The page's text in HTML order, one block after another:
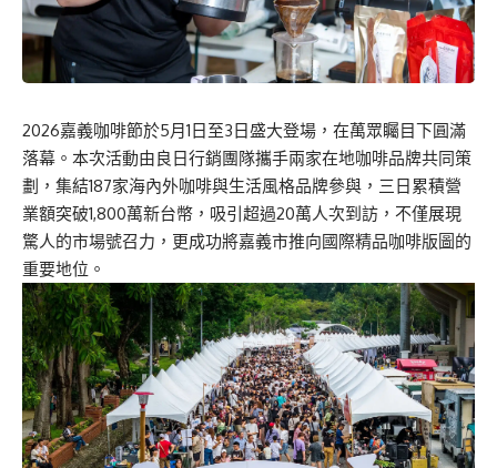
2026嘉義咖啡節於5月1日至3日盛大登場，在萬眾矚目下圓滿
落幕。本次活動由良日行銷團隊攜手兩家在地咖啡品牌共同策
劃，集結187家海內外咖啡與生活風格品牌參與，三日累積營
業額突破1,800萬新台幣，吸引超過20萬人次到訪，不僅展現
驚人的市場號召力，更成功將嘉義市推向國際精品咖啡版圖的
重要地位。